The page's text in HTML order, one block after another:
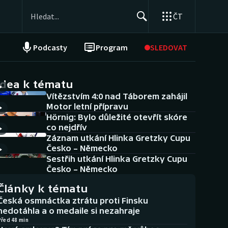
ČT
Podcasty Program SLEDOVAT
NEPŘEHLÉDNĚTE
Historické návraty
Aplikace ČT sport
AZ kvíz
k tématu
Vítězstvím 4:0 nad Táborem zahájil
Motor letní přípravu
Hörnig: Bylo důležité otevřít skóre
co nejdřív
Záznam utkání Hlinka Gretzky Cupu
Česko – Německo
Sestřih utkání Hlinka Gretzky Cupu
Česko – Německo
k tématu
osmnáctka ztrátu proti Finsku
a o medaile si nezahraje
48 min